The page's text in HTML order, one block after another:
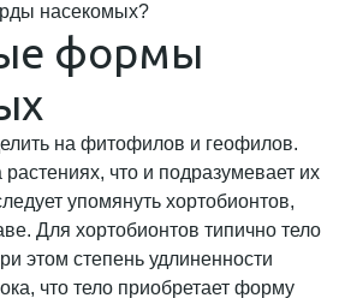
насекомых?
формы
на фитофилов и геофилов.
что и подразумевает их
упомянуть хортобионтов,
Для хортобионтов типично тело
этом степень удлиненности
что тело приобретает форму